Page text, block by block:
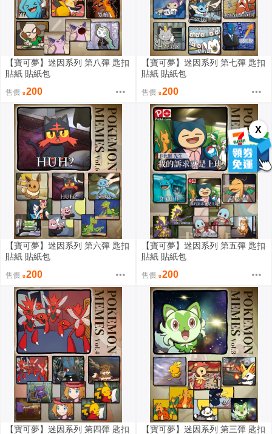
X
【寶可夢】迷因系列 第八彈 匙扣
貼紙 貼紙包
售價 200
【寶可夢】迷因系列 第七彈 匙扣
貼紙 貼紙包
售價 200
【寶可夢】迷因系列 第六彈 匙扣
貼紙 貼紙包
售價 200
【寶可夢】迷因系列 第五彈 匙扣
貼紙 貼紙包
售價 200
【寶可夢】迷因系列 第四彈 匙扣 【寶可夢】迷因系列 第三彈 匙扣